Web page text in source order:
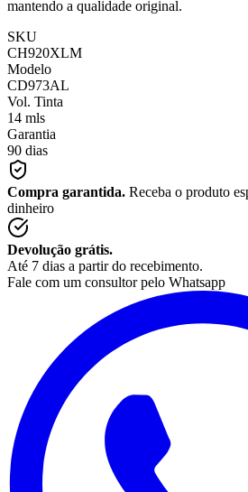
mantendo a qualidade original.
SKU
CH920XLM
Modelo
CD973AL
Vol. Tinta
14 mls
Garantia
90 dias
Compra garantida. Receba o produto
dinheiro
Devolução grátis.
Até 7 dias a partir do recebimento.
Fale com um consultor pelo Whatsapp